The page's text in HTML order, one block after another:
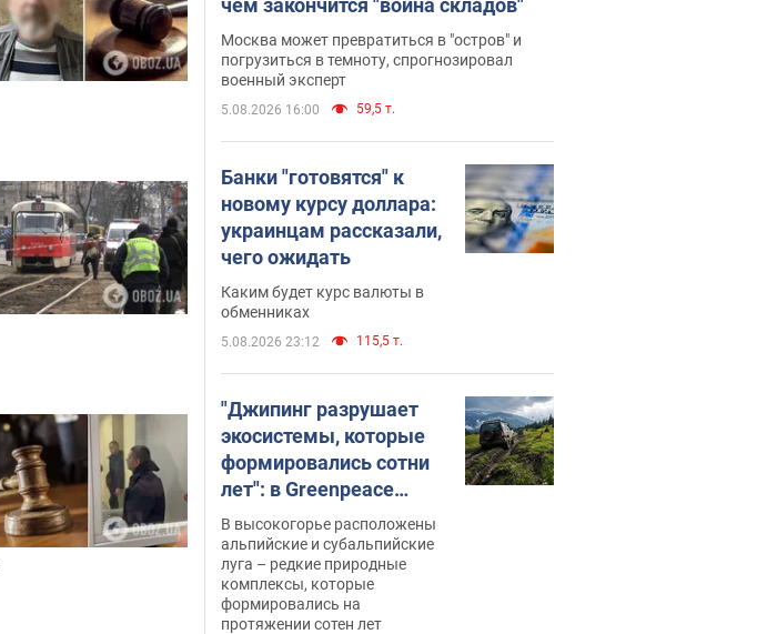
чем закончится "война складов"
Москва может превратиться в "остров" и
погрузиться в темноту, спрогнозировал
военный эксперт
5.08.2026 16:00 59,5 т.
Банки "готовятся" к
новому курсу доллара:
украинцам рассказали,
чего ожидать
Каким будет курс валюты в
обменниках
5.08.2026 23:12 115,5 т.
"Джипинг разрушает
экосистемы, которые
формировались сотни
лет": в Greenpeace
забили тревогу
В высокогорье расположены
альпийские и субальпийские
луга – редкие природные
комплексы, которые
формировались на
протяжении сотен лет